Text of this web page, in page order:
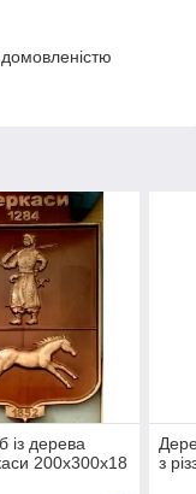
із дерева
200х300х18
з